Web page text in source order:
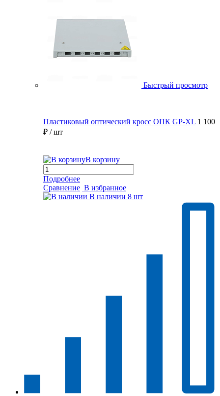
Быстрый просмотр
Пластиковый оптический кросс ОПК GP-XL 1 100
₽ / шт
В корзину
Подробнее
Сравнение В избранное
В наличии 8 шт